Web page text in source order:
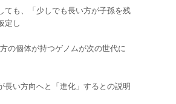
ても、「少しでも長い方が子孫を残
定し
の個体が持つゲノムが次の世代に
長い方向へと「進化」するとの説明